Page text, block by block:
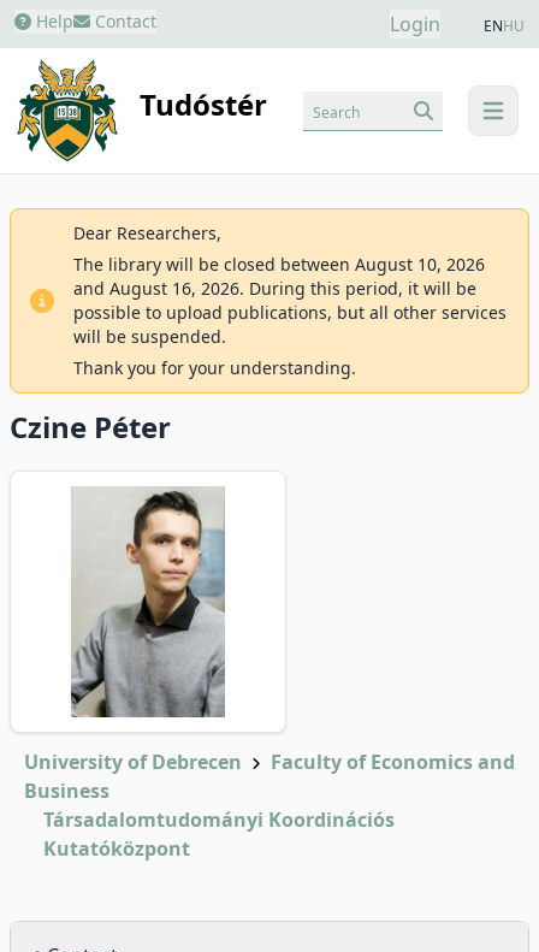
Help Contact Login ENHU
Tudóstér menu
Search
Dear Researchers,
The library will be closed between August 10, 2026
and August 16, 2026. During this period, it will be
possible to upload publications, but all other services
will be suspended.
Thank you for your understanding.
Czine Péter
University of Debrecen
Faculty of Economics and
Business
Társadalomtudományi Koordinációs
Kutatóközpont